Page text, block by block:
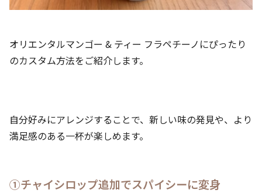
オリエンタルマンゴー & ティー フラペチーノにぴったり
のカスタム方法をご紹介します。
自分好みにアレンジすることで、新しい味の発見や、より
満足感のある一杯が楽しめます。
①チャイシロップ追加でスパイシーに変身